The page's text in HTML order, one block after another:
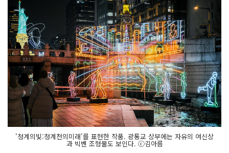
'청계의빛:청계천의미래'를 표현한 작품. 광통교 상부에는 자유의 여신상
과 빅벤 조형물도 보인다. ⓒ김아름